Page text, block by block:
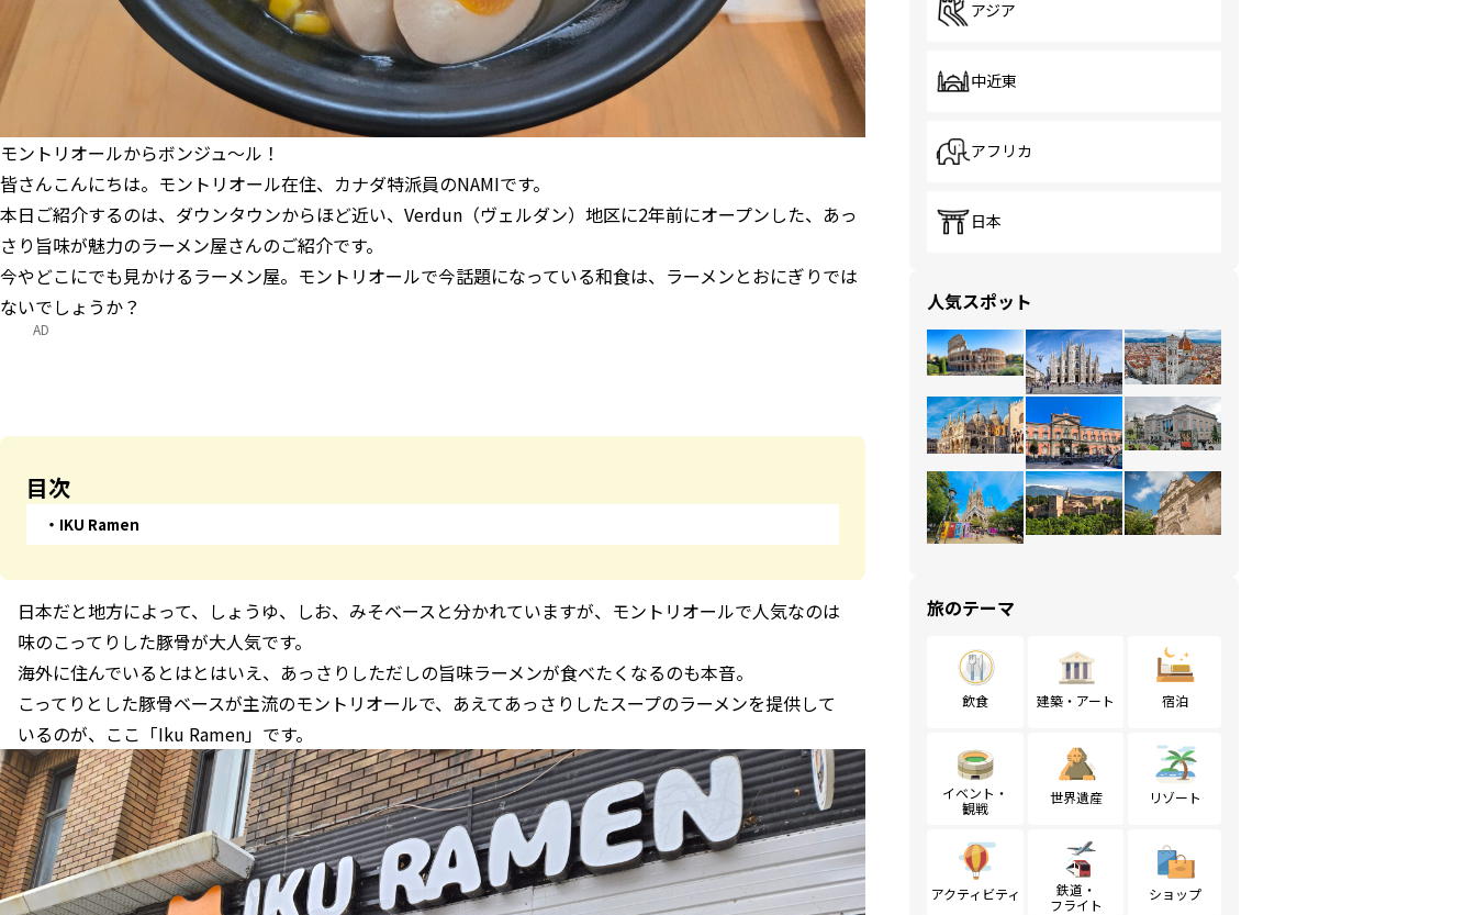
モントリオールからボンジュ～ル！
皆さんこんにちは。モントリオール在住、カナダ特派員のNAMIです。
本日ご紹介するのは、ダウンタウンからほど近い、Verdun（ヴェルダン）地区に2年前にオープンした、あっ
さり旨味が魅力のラーメン屋さんのご紹介です。
今やどこにでも見かけるラーメン屋。モントリオールで今話題になっている和食は、ラーメンとおにぎりでは
ないでしょうか？
AD
目次
IKU Ramen
日本だと地方によって、しょうゆ、しお、みそベースと分かれていますが、モントリオールで人気なのは
味のこってりした豚骨が大人気です。
海外に住んでいるとはとはいえ、あっさりしただしの旨味ラーメンが食べたくなるのも本音。
こってりとした豚骨ベースが主流のモントリオールで、あえてあっさりしたスープのラーメンを提供して
いるのが、ここ「Iku Ramen」です。
アジア
中近東
アフリカ
日本
人気スポット
旅のテーマ
飲食 建築・アート 宿泊
イベント・
観戦
世界遺産 リゾート
アクティビティ
鉄道・
フライト
ショップ